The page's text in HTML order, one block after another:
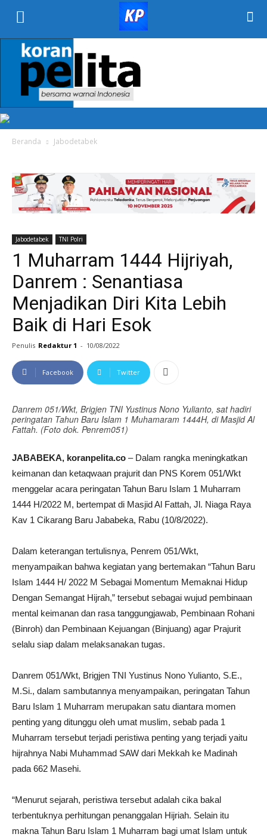
PELITA
Beranda Jabodetabek
Jabodetabek TNI Polri
1 Muharram 1444 Hijriyah,
Danrem : Senantiasa
Menjadikan Diri Kita Lebih
Baik di Hari Esok
Penulis Redaktur 1 - 10/08/2022
Facebook Twitter
Danrem 051/Wkt, Brigjen TNI Yustinus Nono Yulianto, sat hadiri
peringatan Tahun Baru Islam 1 Muhamaram 1444H, di Masjid Al
Fattah. (Foto dok. Penrem051)
JABABEKA, koranpelita.co – Dalam rangka meningkatkan
keimanan dan ketaqwaan prajurit dan PNS Korem 051/Wkt
menggelar acara peringatan Tahun Baru Islam 1 Muharram
1444 H/2022 M, bertempat di Masjid Al Fattah, Jl. Niaga Raya
Kav 1 Cikarang Baru Jababeka, Rabu (10/8/2022).
Dalam keterangan tertulisnya, Penrem 051/Wkt,
menyampaikan bahwa kegiatan yang bertemakan “Tahun Baru
Islam 1444 H/ 2022 M Sebagai Momentum Memaknai Hidup
Dengan Semangat Hijrah,” tersebut sebagai wujud pembinaan
mental keimanan dan rasa tanggungjawab, Pembinaan Rohani
(Binroh) dan Pembinaan Kejuangan (Binjuang) agar Prajurit
selalu siap dalam melaksanakan tugas.
Danrem 051/Wkt, Brigjen TNI Yustinus Nono Yulianto, S.E.,
M.Si., dalam sambutannya menyampaikan, peringatan Tahun
Baru Islam 1 Muharram merupakan satu diantara momen
penting yang ditunggu oleh umat muslim, sebab pada 1
Muharram tersebut terjadi peristiwa penting yang terjadi yaitu
hijrahnya Nabi Muhammad SAW dari Mekkah ke Madinah
pada 662 Masehi.
“Menurut sejarah, peristiwa tersebut adalah cika bakal
terbentuknya perhitungan penanggalan Hijriah. Selain itu
makna Tahun Baru Islam 1 Muharram bagi umat Islam untuk